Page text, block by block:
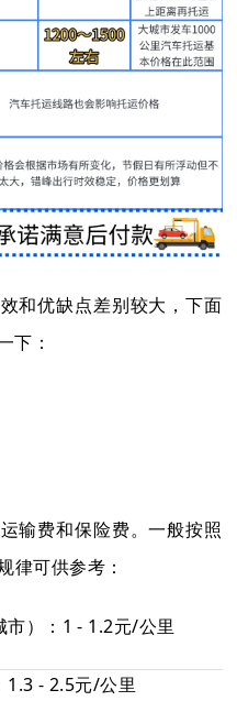
和优缺点差别较大，下面
下：
输费和保险费。一般按照
律可供参考：
市）：1 - 1.2元/公里
1.3 - 2.5元/公里